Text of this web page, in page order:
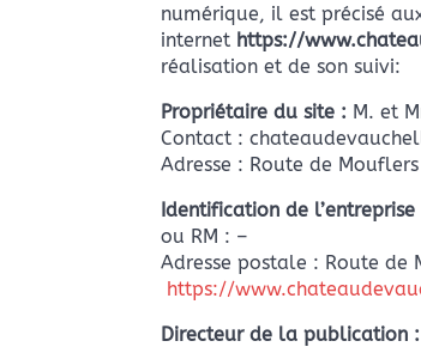
numérique, il est précisé
internet https://
réalisation et de son suivi:
Propriétaire du site : M. et
Contact :
Adresse : Route de
Identification de l’entreprise
ou RM : –
Adresse postale : Route de
https://
Directeur de la publication :